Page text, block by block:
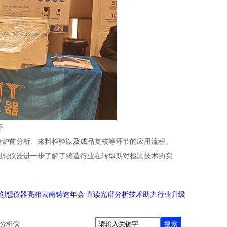
前分析、来料检验以及成品复核等环节的应用流程。
仪器进一步了解了铸造行业在转型期对检测技术的实
想仪器亮相云南铸造年会 直读光谱分析技术助力行业升级
析仪 搜索